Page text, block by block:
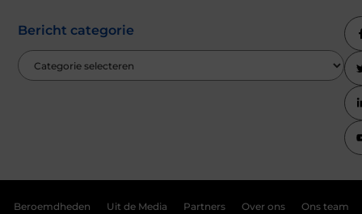
Bericht categorie
Beroemdheden Uit de Media Partners Over ons Ons team